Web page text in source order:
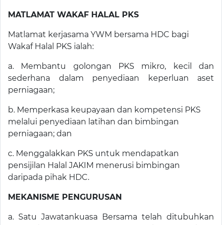
MATLAMAT WAKAF HALAL PKS
Matlamat kerjasama YWM bersama HDC bagi
Wakaf Halal PKS ialah:
a. Membantu golongan PKS mikro, kecil dan
sederhana dalam penyediaan keperluan aset
perniagaan;
b. Memperkasa keupayaan dan kompetensi PKS
melalui penyediaan latihan dan bimbingan
perniagaan; dan
c. Menggalakkan PKS untuk mendapatkan
pensijilan Halal JAKIM menerusi bimbingan
daripada pihak HDC.
MEKANISME PENGURUSAN
a. Satu Jawatankuasa Bersama telah ditubuhkan